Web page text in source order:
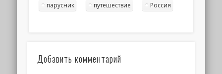
парусник путешествие Россия
Добавить комментарий